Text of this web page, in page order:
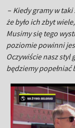
– Kiedy gramy w
że było ich zbyt
Musimy się tego
poziomie powinni
Oczywiście nasz styl
będziemy popełniać